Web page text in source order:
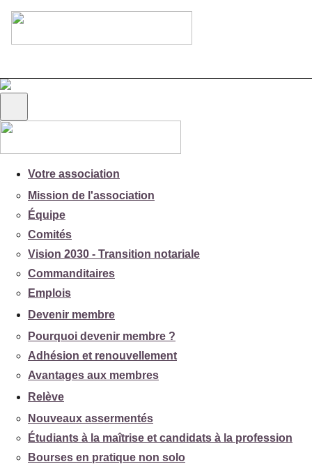
Votre association
Mission de l'association
Équipe
Comités
Vision 2030 - Transition notariale
Commanditaires
Emplois
Devenir membre
Pourquoi devenir membre ?
Adhésion et renouvellement
Avantages aux membres
Relève
Nouveaux assermentés
Étudiants à la maîtrise et candidats à la profession
Bourses en pratique non solo